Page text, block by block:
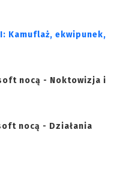
Kamuflaż, ekwipunek,
nocą - Noktowizja i
nocą - Działania